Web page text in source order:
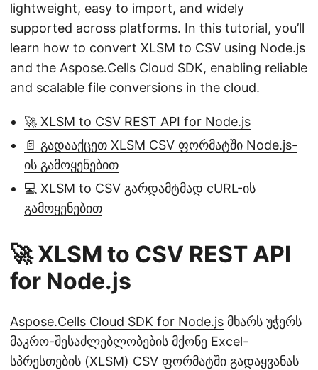
lightweight, easy to import, and widely
supported across platforms. In this tutorial, you’ll
learn how to convert XLSM to CSV using Node.js
and the Aspose.Cells Cloud SDK, enabling reliable
and scalable file conversions in the cloud.
🚀 XLSM to CSV REST API for Node.js
📄 გადააქცეთ XLSM CSV ფორმატში Node.js-
ის გამოყენებით
💻 XLSM to CSV გარდამტმად cURL-ის
გამოყენებით
🚀 XLSM to CSV REST API
for Node.js
Aspose.Cells Cloud SDK for Node.js მხარს უჭერს
მაკრო-შესაძლებლობების მქონე Excel-
სპრესთების (XLSM) CSV ფორმატში გადაყვანას